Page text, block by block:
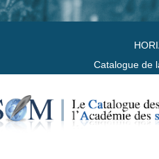
Catalogue de